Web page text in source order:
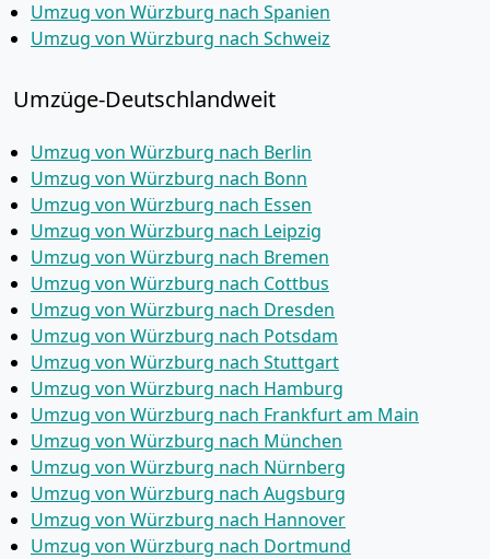
Umzug von Würzburg nach Spanien
Umzug von Würzburg nach Schweiz
Umzüge-Deutschlandweit
Umzug von Würzburg nach Berlin
Umzug von Würzburg nach Bonn
Umzug von Würzburg nach Essen
Umzug von Würzburg nach Leipzig
Umzug von Würzburg nach Bremen
Umzug von Würzburg nach Cottbus
Umzug von Würzburg nach Dresden
Umzug von Würzburg nach Potsdam
Umzug von Würzburg nach Stuttgart
Umzug von Würzburg nach Hamburg
Umzug von Würzburg nach Frankfurt am Main
Umzug von Würzburg nach München
Umzug von Würzburg nach Nürnberg
Umzug von Würzburg nach Augsburg
Umzug von Würzburg nach Hannover
Umzug von Würzburg nach Dortmund